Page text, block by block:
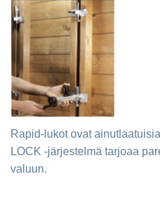
Rapid-lukot ovat
LOCK -järjestelmä tarjoaa
valuun.